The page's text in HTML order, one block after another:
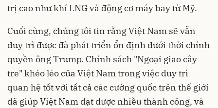
trị cao như khí LNG và động cơ máy bay từ Mỹ.
Cuối cùng, chúng tôi tin rằng Việt Nam sẽ vẫn
duy trì được đà phát triển ổn định dưới thời chính
quyền ông Trump. Chính sách "Ngoại giao cây
tre" khéo léo của Việt Nam trong việc duy trì
quan hệ tốt với tất cả các cường quốc trên thế giới
đã giúp Việt Nam đạt được nhiều thành công, và